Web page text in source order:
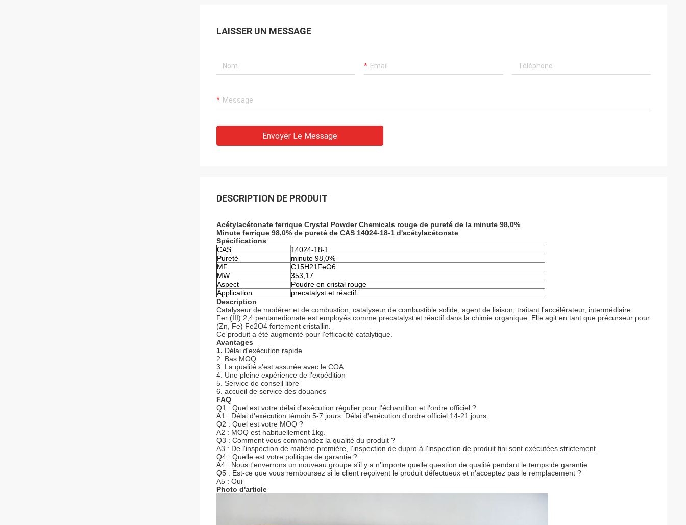
LAISSER UN MESSAGE
Envoyer Le Message
DESCRIPTION DE PRODUIT
Acétylacétonate ferrique Crystal Powder Chemicals rouge de pureté de la minute 98,0%
Minute ferrique 98,0% de pureté de CAS 14024-18-1 d'acétylacétonate
Spécifications
CAS
14024-18-1
Pureté
minute 98,0%
MF
C15H21FeO6
MW
353,17
Aspect
Poudre en cristal rouge
Application
precatalyst et réactif
Description
Catalyseur de modérer et de combustion, catalyseur de combustible solide, agent de liaison, traitant l'accélérateur, intermédiaire.
Fer (III) 2,4 pentanedionate est employés comme precatalyst et réactif dans la chimie organique. Elle agit en tant que précurseur pour
(Zn, Fe) Fe2O4 fortement cristallin.
Ce produit a été augmenté pour l'efficacité catalytique.
Avantages
1. Délai d'exécution rapide
2. Bas MOQ
3. La qualité s'est assurée avec le COA
4. Une pleine expérience de l'expédition
5. Service de conseil libre
6. accueil de service des douanes
FAQ
Q1 : Quel est votre délai d'exécution régulier pour l'échantillon et l'ordre officiel ?
A1 : Délai d'exécution témoin 5-7 jours. Délai d'exécution d'ordre officiel 14-21 jours.
Q2 : Quel est votre MOQ ?
A2 : MOQ est habituellement 1kg.
Q3 : Comment vous commandez la qualité du produit ?
A3 : De l'inspection de matière première, l'inspection de dupro à l'inspection de produit fini sont exécutées strictement.
Q4 : Quelle est votre politique de garantie ?
A4 : Nous t'enverrons un nouveau groupe s'il y a n'importe quelle question de qualité pendant le temps de garantie
Q5 : Est-ce que vous remboursez si le client reçoivent le produit défectueux et n'acceptez pas le remplacement ?
A5 : Oui
Photo d'article